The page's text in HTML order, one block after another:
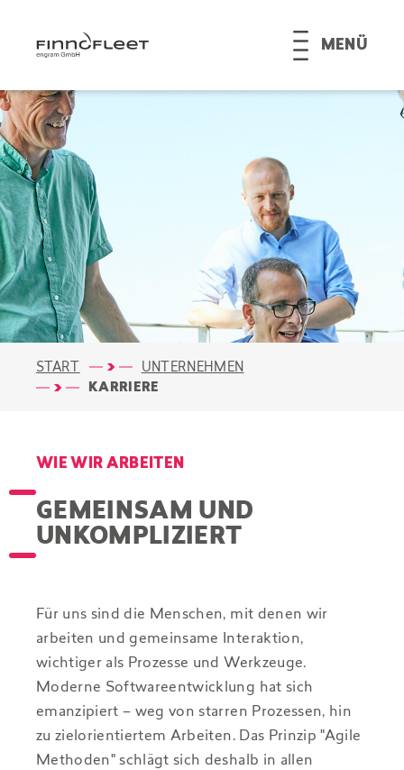
MENÜ
START UNTERNEHMEN
KARRIERE
WIE WIR ARBEITEN
GEMEINSAM UND
UNKOMPLIZIERT
Für uns sind die Menschen, mit denen wir
arbeiten und gemeinsame Interaktion,
wichtiger als Prozesse und Werkzeuge.
Moderne Softwareentwicklung hat sich
emanzipiert – weg von starren Prozessen, hin
zu zielorientiertem Arbeiten. Das Prinzip "Agile
Methoden" schlägt sich deshalb in allen